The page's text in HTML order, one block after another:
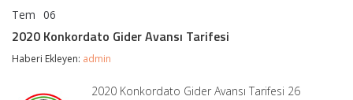
Tem 06
Gider
Avansı
2020 Konkordato Gider Avansı Tarifesi
Haberi Ekleyen: admin
2020 Konkordato Gider Avansı Tarifesi 26